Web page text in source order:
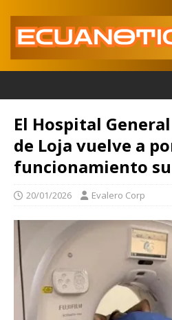
El Hospital
de Loja vuelve a
funcionamiento
20/01/2026 Evalero Corp